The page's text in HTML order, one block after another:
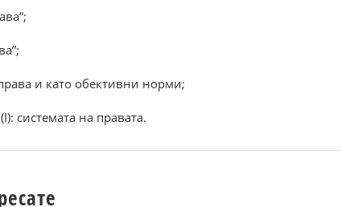
и като обективни норми;
системата на правата.